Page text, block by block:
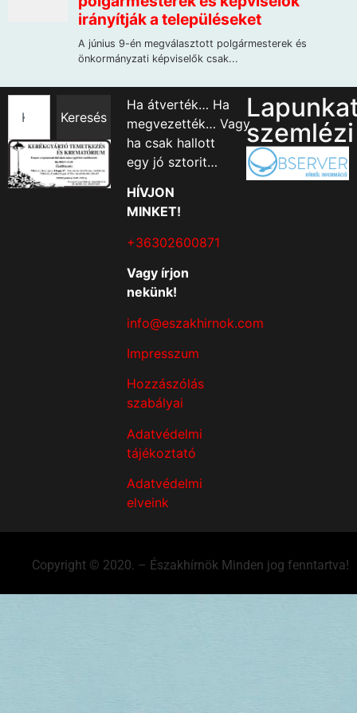
Keresés
Ha átverték… Ha
megvezették… Vagy
ha csak hallott
egy jó sztorit…
HÍVJON
MINKET!
+36302600871
Vagy írjon
nekünk!
info@eszakhirnok.com
Impresszum
Hozzászólás
szabályai
Adatvédelmi
tájékoztató
Adatvédelmi
elveink
szemlézi
Copyright © 2020. – Északhírnök Minden jog fenntartva!